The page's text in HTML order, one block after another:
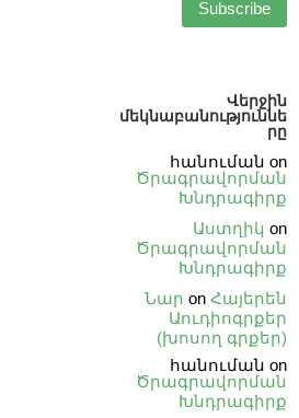
Վերջին
մեկնաբանություննե
րը
հանուման on
Ծրագրավորման
Խնդրագիրք
Աստղիկ on
Ծրագրավորման
Խնդրագիրք
Նար on Հայերեն
Աուդիոգրքեր
(խոսող գրքեր)
հանուման on
Ծրագրավորման
Խնդրագիրք